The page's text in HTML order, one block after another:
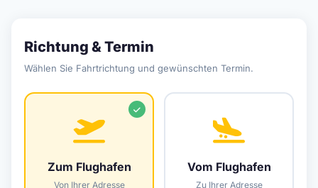
Richtung & Termin
Wählen Sie Fahrtrichtung und gewünschten Termin.
Zum Flughafen
Von Ihrer Adresse
Vom Flughafen
Zu Ihrer Adresse